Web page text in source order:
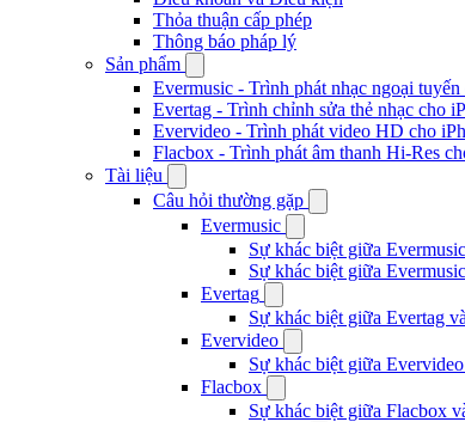
Thỏa thuận cấp phép
Thông báo pháp lý
Sản phẩm
Evermusic - Trình phát nhạc ngoại
Evertag - Trình chỉnh sửa thẻ nhạc cho
Evervideo - Trình phát video HD cho
Flacbox - Trình phát âm thanh Hi-Res
Tài liệu
Câu hỏi thường gặp
Evermusic
Sự khác biệt giữa
Sự khác biệt giữa
Evertag
Sự khác biệt giữa Evertag
Evervideo
Sự khác biệt giữa
Flacbox
Sự khác biệt giữa Flacbox